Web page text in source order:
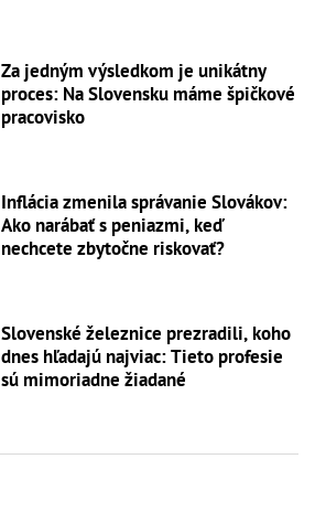
Za jedným výsledkom je unikátny
proces: Na Slovensku máme špičkové
pracovisko
Inflácia zmenila správanie Slovákov:
Ako narábať s peniazmi, keď
nechcete zbytočne riskovať?
Slovenské železnice prezradili, koho
dnes hľadajú najviac: Tieto profesie
sú mimoriadne žiadané